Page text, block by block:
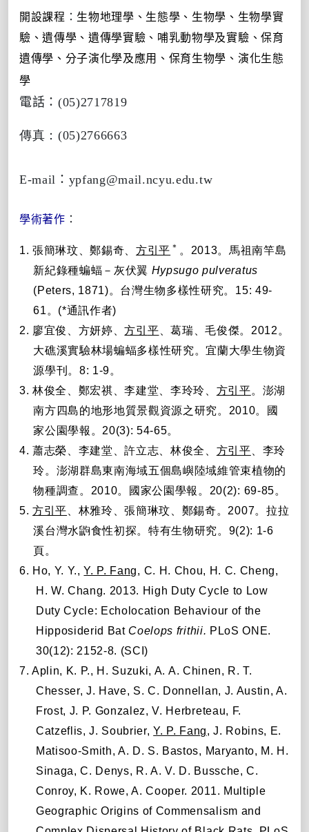
開設課程 ： 生物地理學、生態學、生物學、生物學實
驗 、遺傳學、遺傳學實驗、 哺乳動物學及實驗、保育
遺傳學、 分子演化學及應用 、 保育生物學 、 演化生態
學
電話 ：(05)2717819
傳真 ：(05)2766663
E-mail ：ypfang@mail.ncyu.edu.tw
學術著作 ：
1.張簡琳玟、鄭錫奇、方引平 ＊ 。 2013。 馬祖南竿島
新紀錄種蝙蝠－灰伏翼 Hypsugo pulveratus
(Peters, 1871)。台灣生物多樣性研究。 15: 49-
61 。 (*通訊作者)
2. 廖宜俊、 方妍婷、方引 平 、葛瑞、毛俊傑。 2012 。
大礁溪實驗林場蝙蝠多樣性研究。宜蘭大學生物資
源學刊。8: 1-9。
3.林俊全、鄭宏祺、李建堂、李玲玲、 方引平。澎湖
南方四島的地形地質景觀資源之研究。 2010。國
家公園學報。 20(3): 54-65。
4.蕭志榮、李建堂、許立志、林俊全、 方引平 、李玲
玲。澎湖群島東南海域五個島嶼陸域維管束植物的
物種調查。 2010。國家公園學報。 20(2): 69-85。
5.方引平 、林雅玲、張簡琳玟、鄭錫奇。 2007。拉拉
溪台灣水鼩食性初探。特有生物研究。 9(2): 1-6
頁。
6. Ho, Y. Y.,Y. P. Fang, C. H. Chou, H. C. Cheng,
H. W. Chang. 2013. High Duty Cycle to Low
Duty Cycle: Echolocation Behaviour of the
Hipposiderid Bat Coelops frithii. PLoS ONE.
30(12): 2152-8. (SCI)
7. Aplin, K. P., H. Suzuki, A. A. Chinen, R. T.
Chesser, J. Have, S. C. Donnellan, J. Austin, A.
Frost, J. P. Gonzalez, V. Herbreteau, F.
Catzeflis, J. Soubrier,Y. P. Fang, J. Robins, E.
Matisoo-Smith, A. D. S. Bastos, Maryanto, M. H.
Sinaga, C. Denys, R. A. V. D. Bussche, C.
Conroy, K. Rowe, A. Cooper. 2011. Multiple
Geographic Origins of Commensalism and